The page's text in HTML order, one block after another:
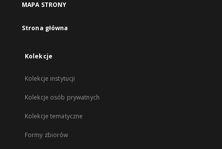
MAPA STRONY
Strona główna
Kolekcje
Kolekcje instytucji
Kolekcje osób prywatnych
Kolekcje tematyczne
Formy zbiorów